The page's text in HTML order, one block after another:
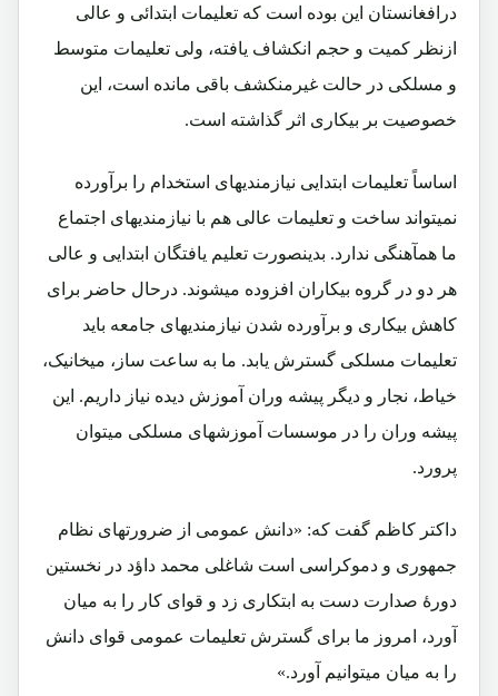
درافغانستان این بوده است که تعلیمات ابتدائی و عالی
ازنظر کمیت و حجم انکشاف یافته، ولی تعلیمات متوسط
و مسلکی در حالت غیرمنکشف باقی مانده است، این
خصوصیت بر بیکاری اثر گذاشته است.
اساساً تعلیمات ابتدایی نیازمندیهای استخدام را برآورده
نمیتواند ساخت و تعلیمات عالی هم با نیازمندیهای اجتماع
ما همآهنگی ندارد. بدینصورت تعلیم یافتگان ابتدایی و عالی
هر دو در گروه بیکاران افزوده میشوند. درحال حاضر برای
کاهش بیکاری و برآورده شدن نیازمندیهای جامعه باید
تعلیمات مسلکی گسترش یابد. ما به ساعت ساز، میخانیک،
خیاط، نجار و دیگر پیشه وران آموزش دیده نیاز داریم. این
پیشه وران را در موسسات آموزشهای مسلکی میتوان
پرورد.
داکتر کاظم گفت که: «دانش عمومی از ضرورتهای نظام
جمهوری و دموکراسی است شاغلی محمد داؤد در نخستین
دورۀ صدارت دست به ابتکاری زد و قوای کار را به میان
آورد، امروز ما برای گسترش تعلیمات عمومی قوای دانش
را به میان میتوانیم آورد.»